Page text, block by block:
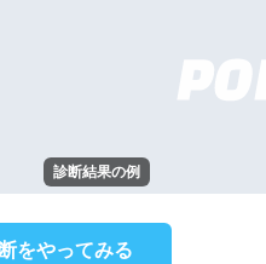
診断結果の例
をやってみる